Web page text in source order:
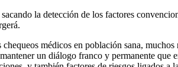
la detección de los factores
médicos en población sana,
un diálogo franco y permanente